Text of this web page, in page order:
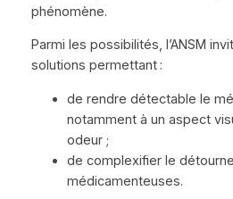
phénomène.
Parmi les possibilités, l’ANSM
solutions permettant :
de rendre détectable le
notamment à un aspect
odeur ;
de complexifier le
médicamenteuses.